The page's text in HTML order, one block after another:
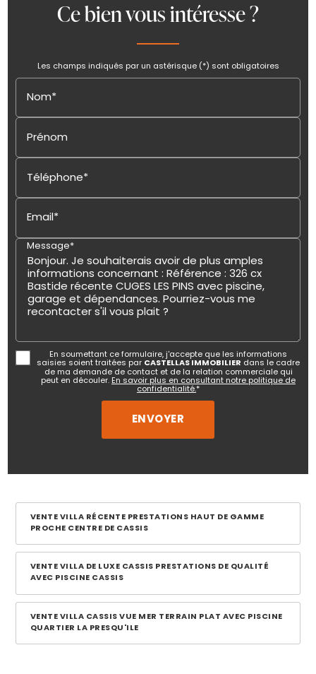
Ce bien vous intéresse ?
Les champs indiqués par un astérisque (*) sont obligatoires
Nom*
Prénom
Téléphone*
Email*
Message*
En soumettant ce formulaire, j'accepte que les informations
saisies soient traitées par CASTELLAS IMMOBILIER dans le cadre
de ma demande de contact et de la relation commerciale qui
peut en découler. En savoir plus en consultant notre politique de
confidentialité.*
VENTE VILLA RÉCENTE PRESTATIONS HAUT DE GAMME
PROCHE CENTRE DE CASSIS
VENTE VILLA DE LUXE CASSIS PRESTATIONS DE QUALITÉ
AVEC PISCINE CASSIS
VENTE VILLA CASSIS VUE MER TERRAIN PLAT AVEC PISCINE
QUARTIER LA PRESQU'ILE